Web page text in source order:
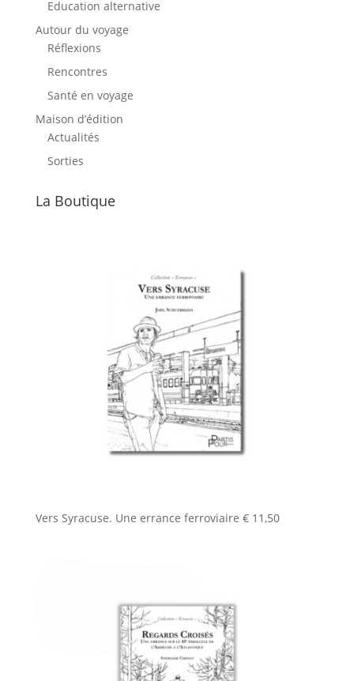
Education alternative
Autour du voyage
Réflexions
Rencontres
Santé en voyage
Maison d’édition
Actualités
Sorties
La Boutique
Vers Syracuse. Une errance ferroviaire €11,50